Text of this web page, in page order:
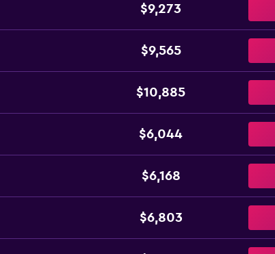
$9,273
$9,565
$10,885
$6,044
$6,168
$6,803